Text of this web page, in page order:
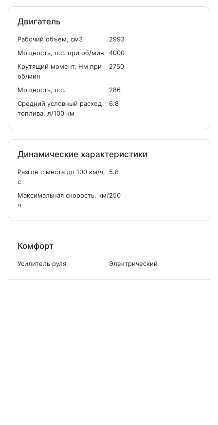
Двигатель
Рабочий объем, см3
2993
Мощность, л.с. при об/мин
4000
Крутящий момент, Нм при
об/мин
2750
Мощность, л.с.
286
Средний условный расход
топлива, л/100 км
6.8
Динамические характеристики
Разгон с места до 100 км/ч,
с
5.8
Максимальная скорость, км/
ч
250
Комфорт
Усилитель руля Электрический